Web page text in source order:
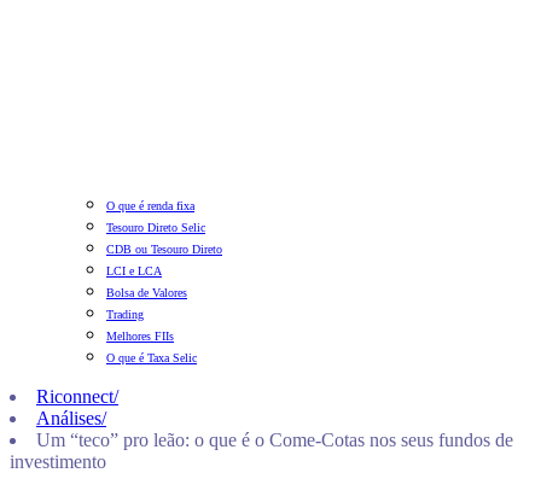
O que é renda fixa
Tesouro Direto Selic
CDB ou Tesouro Direto
LCI e LCA
Bolsa de Valores
Trading
Melhores FIIs
O que é Taxa Selic
Riconnect/
Análises/
Um “teco” pro leão: o que é o Come-Cotas nos seus fundos de
investimento